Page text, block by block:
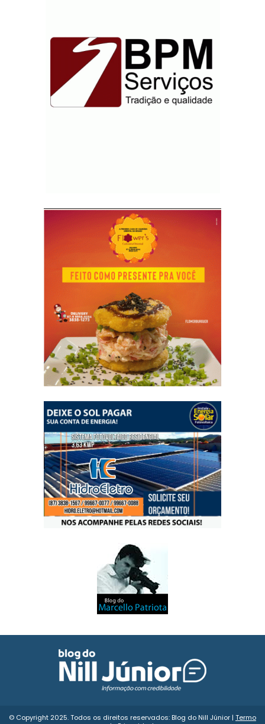
© Copyright 2025. Todos os direitos reservados: Blog do Nill Júnior | Termo